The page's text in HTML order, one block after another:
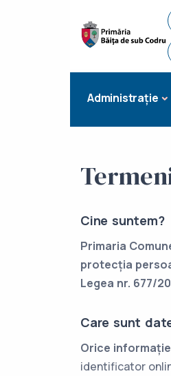
Administrație
Cine suntem?
Primaria
protecția
Legea nr. 677/
Care sunt
Orice informație
identificator